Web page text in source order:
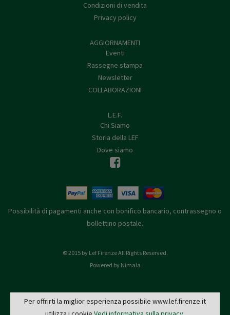
Condizioni di vendita
Privacy policy
AGGIORNAMENTI
Eventi
Rassegne stampa
Newsletter
COLLABORAZIONI
L.E.F.
Chi Siamo
Storia della LEF
Dove siamo
Possibilità di pagamenti anche con bonifico bancario, contrassegno o
bollettino postale.
© 2015 by Lef Firenze All Rights Reserved.
Powered by Nimaia
L.E.F. - Via de' Pucci, 4 - 50122 Firenze
Per offrirti la miglior esperienza possibile www.lef.firenze.it